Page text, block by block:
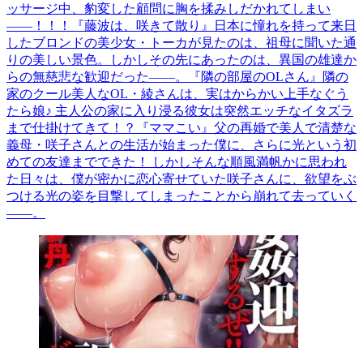
ッサージ中、豹変した顧問に胸を揉みしだかれてしまい
――！！！『藤波は、咲きて散り』日本に憧れを持って来日
したブロンドの美少女・トーカが見たのは、祖母に聞いた通
りの美しい景色。しかしその先にあったのは、異国の雄達か
らの無慈悲な歓迎だった――。『隣の部屋のOLさん』隣の
家のクール美人なOL・綾さんは、実はからかい上手なぐう
たら娘♪ 主人公の家に入り浸る彼女は突然エッチなイタズラ
まで仕掛けてきて！？『ママこい』父の再婚で美人で清楚な
義母・咲子さんとの生活が始まった僕に、さらに光という初
めての友達までできた！ しかしそんな順風満帆かに思われ
た日々は、僕が密かに恋心寄せていた咲子さんに、欲望をぶ
つける光の姿を目撃してしまったことから崩れて去っていく
――。